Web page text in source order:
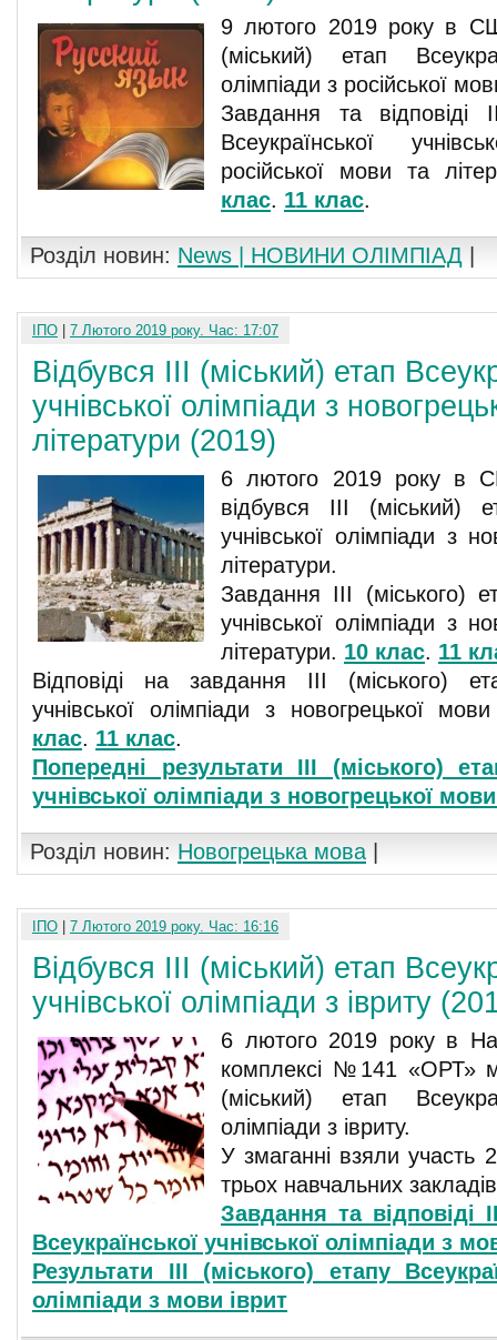
9 лютого 2019 року в
(міський) етап
олімпіади з російської
Завдання та відповіді
Всеукраїнської
російської мови та
клас. 11 клас.
Розділ новин: News | НОВИНИ ОЛІМПІАД
ІПО 7 Лютого 2019 року. Час: 17:07
Відбувся ІІІ (міський) етап
учнівської олімпіади з
літератури (2019)
6 лютого 2019 року в
відбувся ІІІ (міський)
учнівської олімпіади з
літератури.
Завдання ІІІ (міського)
учнівської олімпіади з
літератури. 10 клас. 11
Відповіді на завдання ІІІ (міського)
учнівської олімпіади з новогрецької
клас. 11 клас.
Попередні результати ІІІ (міського)
учнівської олімпіади з новогрецької
Розділ новин: Новогрецька мова
ІПО 7 Лютого 2019 року. Час: 16:16
Відбувся ІІІ (міський) етап
учнівської олімпіади з івриту
6 лютого 2019 року в
комплексі №141 «ОРТ»
(міський) етап
олімпіади з івриту.
У змаганні взяли участь
трьох навчальних
Завдання та відповіді
Всеукраїнської учнівської олімпіади з
Результати ІІІ (міського) етапу
олімпіади з мови іврит